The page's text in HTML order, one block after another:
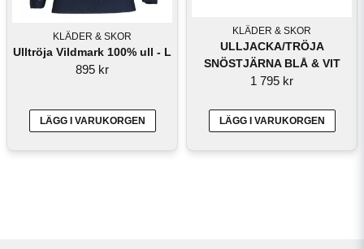
KLÄDER & SKOR
Ulltröja Vildmark 100% ull - L
895 kr
LÄGG I VARUKORGEN
KLÄDER & SKOR
ULLJACKA/TRÖJA
SNÖSTJÄRNA BLÅ & VIT
1 795 kr
LÄGG I VARUKORGEN